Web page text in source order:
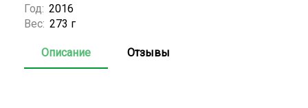
Год: 2016
Вес: 273 г
Описание Отзывы